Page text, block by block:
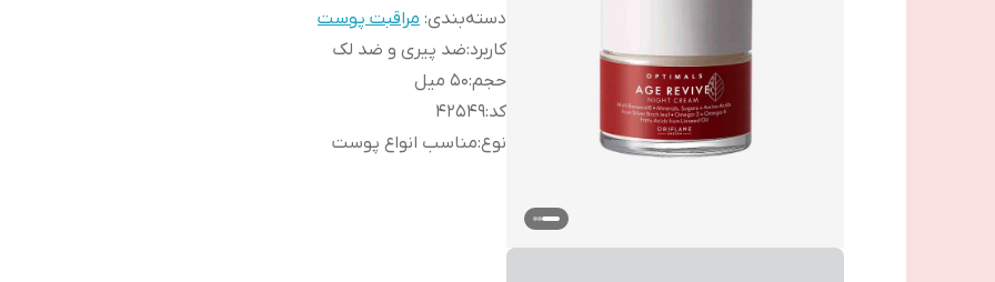
دسته‌بندی: مراقبت پوست
کاربرد:ضد پیری و ضد لک
حجم:50 میل
کد:
42549
نوع:مناسب انواع پوست